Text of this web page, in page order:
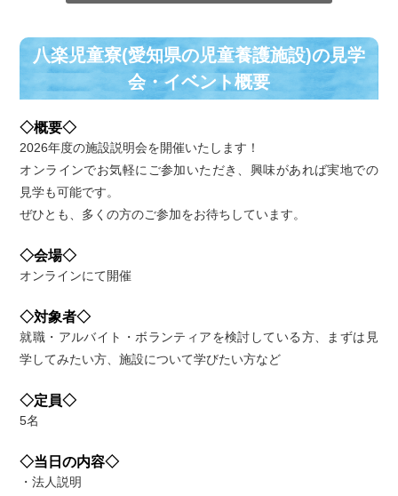
八楽児童寮(愛知県の児童養護施設)の⾒学
会・イベント概要
◇概要◇
2026年度の施設説明会を開催いたします！
オンラインでお気軽にご参加いただき、興味があれば実地での
見学も可能です。
ぜひとも、多くの方のご参加をお待ちしています。
◇会場◇
オンラインにて開催
◇対象者◇
就職・アルバイト・ボランティアを検討している方、まずは見
学してみたい方、施設について学びたい方など
◇定員◇
5名
◇当日の内容◇
・法人説明